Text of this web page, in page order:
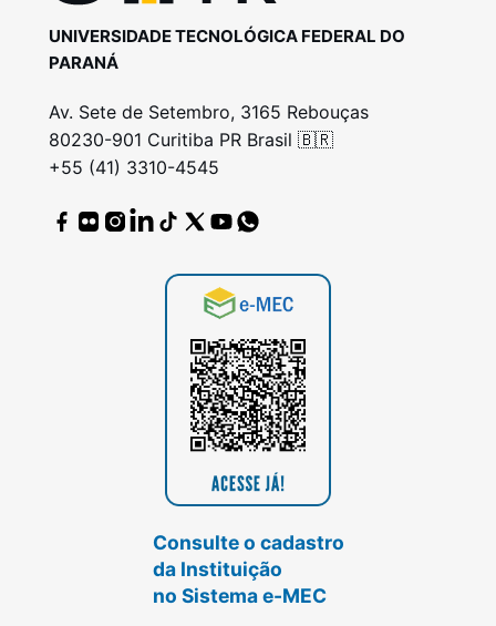
UNIVERSIDADE TECNOLÓGICA FEDERAL DO
PARANÁ
Av. Sete de Setembro, 3165 Rebouças
80230-901 Curitiba PR Brasil 🇧🇷
+55 (41) 3310-4545
Consulte o cadastro
da Instituição
no Sistema e-MEC